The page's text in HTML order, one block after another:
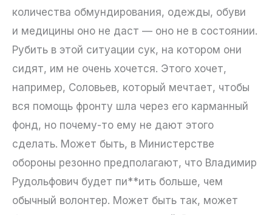
количества обмундирования, одежды, обуви
и медицины оно не даст — оно не в состоянии.
Рубить в этой ситуации сук, на котором они
сидят, им не очень хочется. Этого хочет,
например, Соловьев, который мечтает, чтобы
вся помощь фронту шла через его карманный
фонд, но почему-то ему не дают этого
сделать. Может быть, в Министерстве
обороны резонно предполагают, что Владимир
Рудольфович будет пи**ить больше, чем
обычный волонтер. Может быть так, может